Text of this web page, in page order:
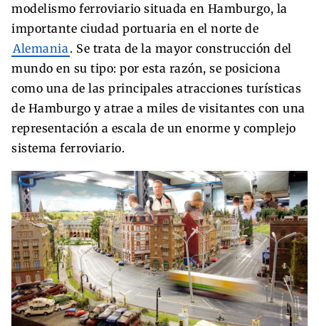
modelismo ferroviario situada en Hamburgo, la
importante ciudad portuaria en el norte de
Alemania . Se trata de la mayor construcción del
mundo en su tipo: por esta razón, se posiciona
como una de las principales atracciones turísticas
de Hamburgo y atrae a miles de visitantes con una
representación a escala de un enorme y complejo
sistema ferroviario.